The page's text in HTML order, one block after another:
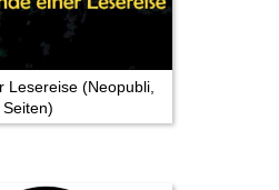
Keine Gutenachtgeschichte
Lesereise (Neopubli,